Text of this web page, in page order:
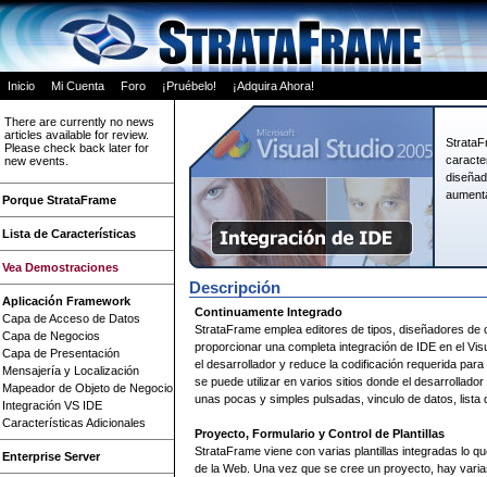
Inicio Mi Cuenta Foro ¡Pruébelo! ¡Adquira Ahora!
There are currently no news
articles available for review.
Please check back later for
new events.
Porque StrataFrame
Lista de Características
Vea Demostraciones
Aplicación Framework
Capa de Acceso de Datos
Capa de Negocios
Capa de Presentación
Mensajería y Localización
Mapeador de Objeto de Negocio
Integración VS IDE
Características Adicionales
Enterprise Server
Descripción
Continuamente Integrado
StrataFrame emplea editores de tipos, diseñadores
proporcionar una completa integración de IDE en el
el desarrollador y reduce la codificación requerida
se puede utilizar en varios sitios donde el
unas pocas y simples pulsadas, vinculo de datos,
Proyecto, Formulario y Control de Plantillas
StrataFrame viene con varias plantillas integradas lo
de la Web. Una vez que se cree un proyecto, hay